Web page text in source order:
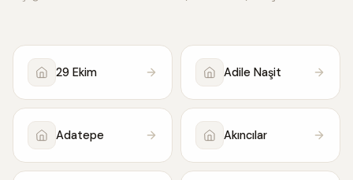
Alım
29 Ekim Adile Naşit
Adatepe Akıncılar